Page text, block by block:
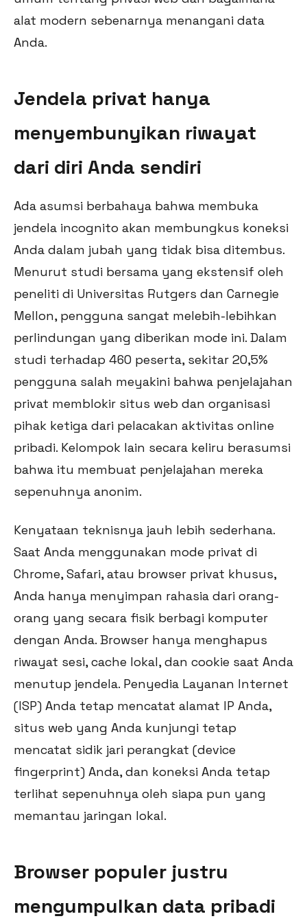
alat modern sebenarnya menangani data
Anda.
Jendela privat hanya
menyembunyikan riwayat
dari diri Anda sendiri
Ada asumsi berbahaya bahwa membuka
jendela incognito akan membungkus koneksi
Anda dalam jubah yang tidak bisa ditembus.
Menurut studi bersama yang ekstensif oleh
peneliti di Universitas Rutgers dan Carnegie
Mellon, pengguna sangat melebih-lebihkan
perlindungan yang diberikan mode ini. Dalam
studi terhadap 460 peserta, sekitar 20,5%
pengguna salah meyakini bahwa penjelajahan
privat memblokir situs web dan organisasi
pihak ketiga dari pelacakan aktivitas online
pribadi. Kelompok lain secara keliru berasumsi
bahwa itu membuat penjelajahan mereka
sepenuhnya anonim.
Kenyataan teknisnya jauh lebih sederhana.
Saat Anda menggunakan mode privat di
Chrome, Safari, atau browser privat khusus,
Anda hanya menyimpan rahasia dari orang-
orang yang secara fisik berbagi komputer
dengan Anda. Browser hanya menghapus
riwayat sesi, cache lokal, dan cookie saat Anda
menutup jendela. Penyedia Layanan Internet
(ISP) Anda tetap mencatat alamat IP Anda,
situs web yang Anda kunjungi tetap
mencatat sidik jari perangkat (device
fingerprint) Anda, dan koneksi Anda tetap
terlihat sepenuhnya oleh siapa pun yang
memantau jaringan lokal.
Browser populer justru
mengumpulkan data pribadi